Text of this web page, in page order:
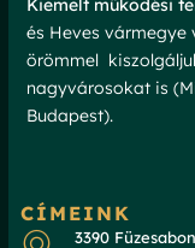
Kiemelt működési
és Heves vármegye
örömmel
nagyvárosokat is
Budapest).
CÍMEINK
3390